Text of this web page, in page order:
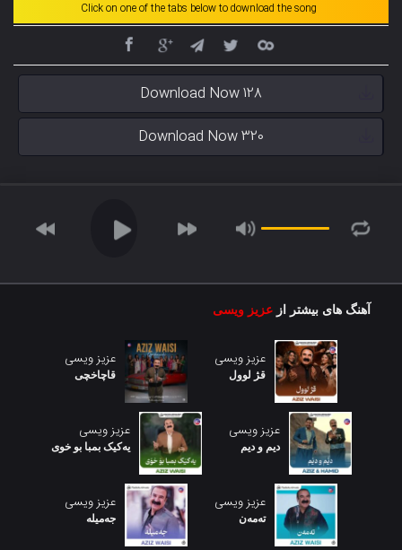
Click on one of the tabs below to download the song
Download Now 128
Download Now 320
آهنگ های بیشتر از عزیز ویسی
عزیز ویسی
قژ لوول
عزیز ویسی
قاچاخچی
عزیز ویسی
دیم و دیم
عزیز ویسی
یەکیک بمبا بو خوی
عزیز ویسی
تەمەن
عزیز ویسی
جەمیلە